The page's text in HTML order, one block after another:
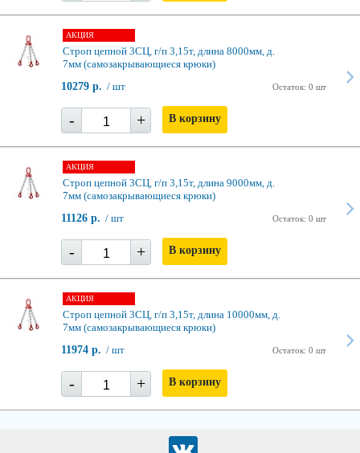
АКЦИЯ
Строп цепной 3СЦ, г/п 3,15т, длина 8000мм, д.
7мм (самозакрывающиеся крюки)
Остаток: 0 шт
10279 р. / шт
- + В корзину
АКЦИЯ
Строп цепной 3СЦ, г/п 3,15т, длина 9000мм, д.
7мм (самозакрывающиеся крюки)
Остаток: 0 шт
11126 р. / шт
- + В корзину
АКЦИЯ
Строп цепной 3СЦ, г/п 3,15т, длина 10000мм, д.
7мм (самозакрывающиеся крюки)
Остаток: 0 шт
11974 р. / шт
- + В корзину